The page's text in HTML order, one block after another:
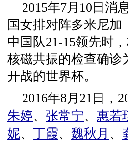
2015年7月10日消
国女排对阵多米尼
中国队21-15领先时
核磁共振的检查确诊
开战的世界杯。
2016年8月21日，
朱婷、 张常宁、 惠若
妮、 丁霞、 魏秋月 、